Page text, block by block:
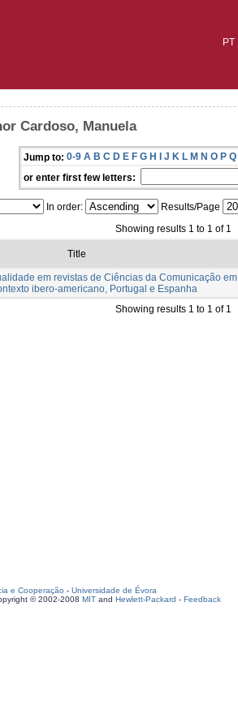
PT
Cardoso, Manuela
Jump to: 0-9 A B C D E F G H I J K L M N O P Q
or enter first few letters:
In order: Results/Page
Showing results 1 to 1 of 1
Title
em revistas de Ciências da Comunicação em
ibero-americano, Portugal e Espanha
Showing results 1 to 1 of 1
e Cooperação - Universidade de Évora
© 2002-2008 MIT and Hewlett-Packard - Feedback